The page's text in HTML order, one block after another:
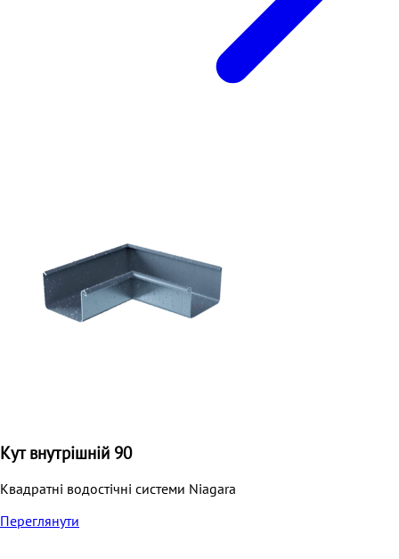
Кут внутрішній 90
Квадратні водостічні системи Niagara
Переглянути